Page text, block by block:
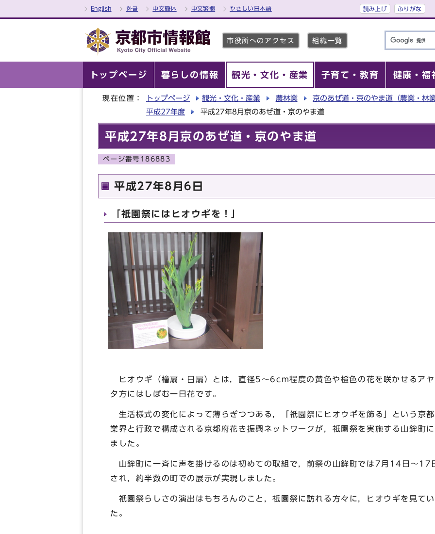
English 한글 中文簡体 中文繁體 やさしい日本語 読み上げ ふりがな
市役所へのアクセス 組織一覧
トップページ 暮らしの情報 観光・文化・産業 子育て・教育 健康・福
現在位置： トップページ 観光・文化・産業 農林業
京のあぜ道・京のやま道（農業・林
平成27年度
平成27年8月京のあぜ道・京のやま道
平成27年8月京のあぜ道・京のやま道
ページ番号186883
平成27年8月6日
「祇園祭にはヒオウギを！」
ヒオウギ（檜扇・日扇）とは，直径5～6cm程度の黄色や橙色の花を咲かせるア
夕方にはしぼむ一日花です。
生活様式の変化によって薄らぎつつある，「祇園祭にヒオウギを飾る」という京
業界と行政で構成される京都府花き振興ネットワークが，祇園祭を実施する山鉾町
ました。
山鉾町に一斉に声を掛けるのは初めての取組で，前祭の山鉾町では7月14日～
され，約半数の町での展示が実現しました。
祇園祭らしさの演出はもちろんのこと，祇園祭に訪れる方々に，ヒオウギを見て
た。